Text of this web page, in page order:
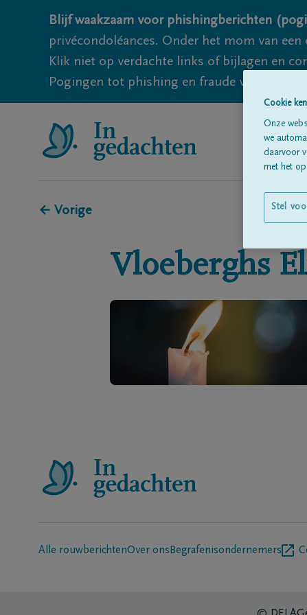
Blijf waakzaam voor phishingberichten
privécondoléances. Onder het mom van
Klik niet op verdachte links of bijlagen en
Pogingen tot phishing en fraude vallen
← Vorige
Vloeberghs
Alle rouwberichtenOver ons Begrafenisondernemers
Cookie
Onze
we
daarvoor
met het
Stel